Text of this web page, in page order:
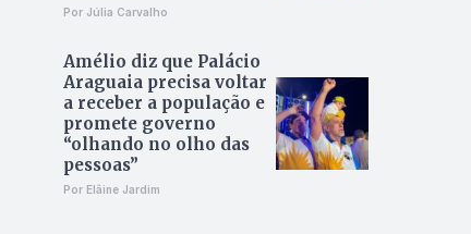
Por Júlia Carvalho
Amélio diz que Palácio
Araguaia precisa voltar
a receber a população e
promete governo
“olhando no olho das
pessoas”
Por Elâine Jardim